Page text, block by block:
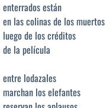
enterrados están
en las colinas de los muertos
luego de los créditos
de la película
entre lodazales
marchan los elefantes